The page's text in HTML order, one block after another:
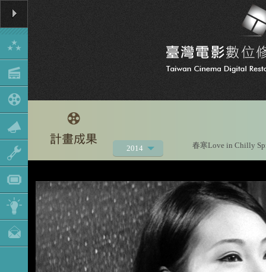
2014
2020
2019
2018
2017
2016
春寒Love in Chilly